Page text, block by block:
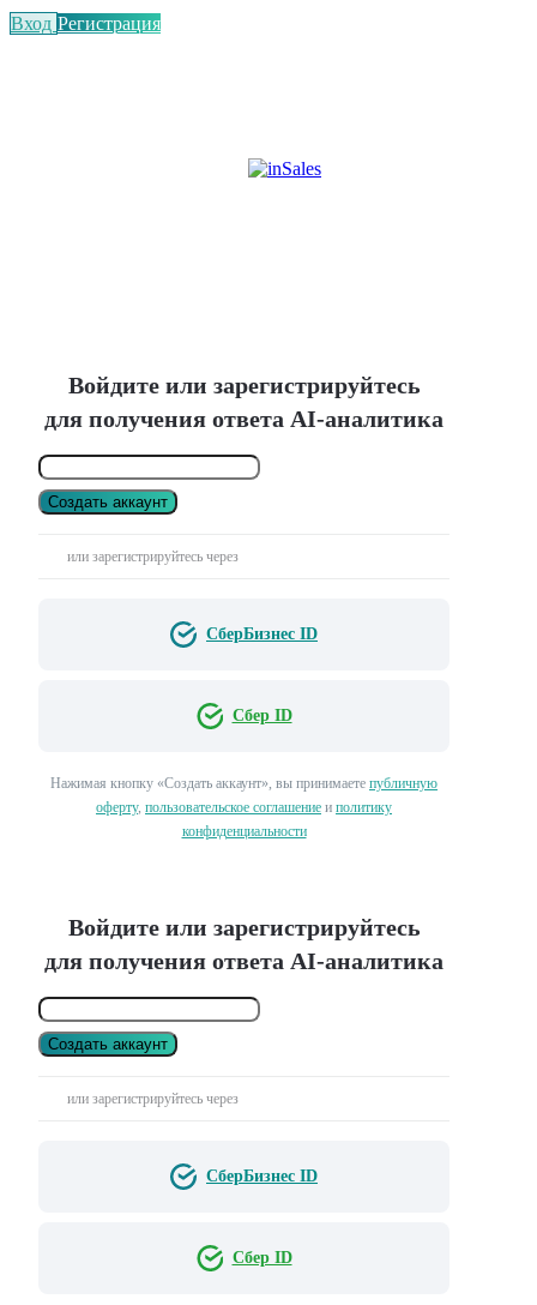
Вход Регистрация
Войдите или зарегистрируйтесь
для получения ответа AI-аналитика
Создать аккаунт
или зарегистрируйтесь через
СберБизнес ID
Сбер ID
Нажимая кнопку «Создать аккаунт», вы принимаете публичную
оферту, пользовательское соглашение и политику
конфиденциальности
Войдите или зарегистрируйтесь
для получения ответа AI-аналитика
Создать аккаунт
или зарегистрируйтесь через
СберБизнес ID
Сбер ID